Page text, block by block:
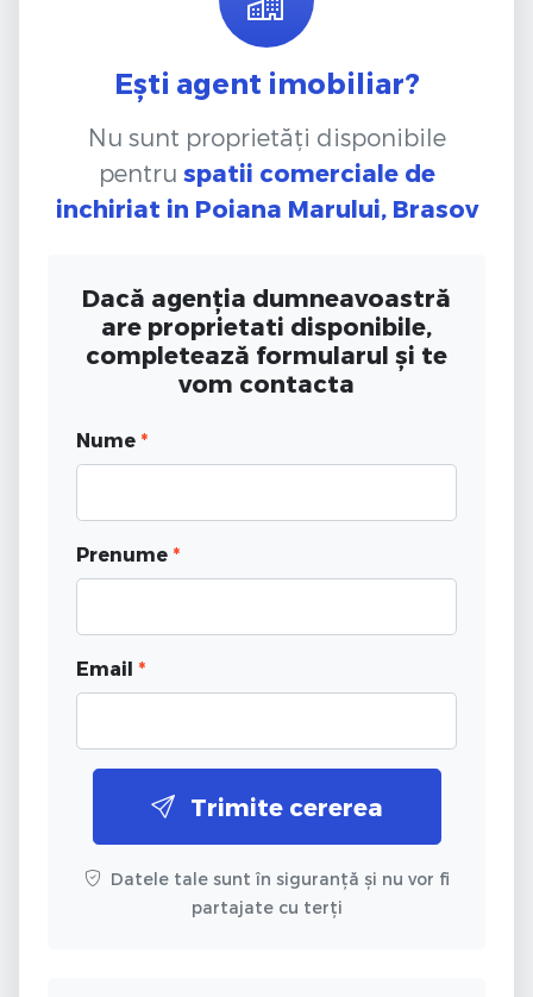
Ești agent imobiliar?
Nu sunt proprietăți disponibile
pentru spatii comerciale de
inchiriat in Poiana Marului, Brasov
Dacă agenția dumneavoastră
are proprietati disponibile,
completează formularul și te
vom contacta
Nume *
Prenume *
Email *
Trimite cererea
Datele tale sunt în siguranță și nu vor fi
partajate cu terți